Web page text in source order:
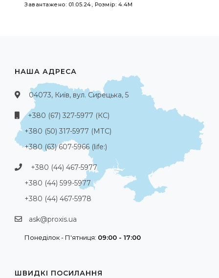
Завантажено: 01.05.24, Розмір: 4.4M
НАША АДРЕСА
04073, Київ, вул. Сирецька, 5
+380 (67) 327-5977 (КС)
+380 (50) 317-5977 (МТС)
+380 (63) 607-5966 (life:)
+380 (44) 467-5977
+380 (44) 599-5977
+380 (44) 467-5978
ask@proxis.ua
Понеділок - П'ятниця: 09:00 - 17:00
ШВИДКІ ПОСИЛАННЯ